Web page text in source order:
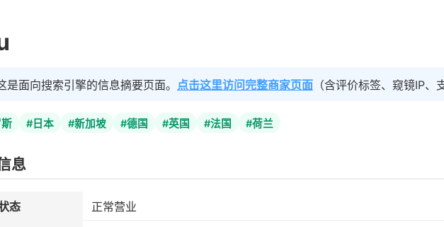
是面向搜索引擎的信息摘要页面。 点击这里访问完整商家页面 （含评价标签、窥镜IP
#日本 #新加坡 #德国 #英国 #法国 #荷兰
息
态
正常营业